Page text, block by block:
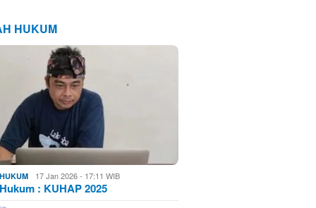
HUKUM
17 Jan 2026 - 17:11 WIB
: KUHAP 2025